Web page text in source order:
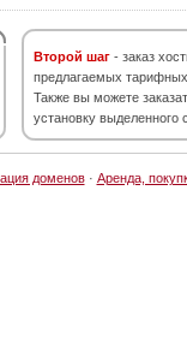
Второй шаг - заказ
предлагаемых тарифных
Также вы можете
установку выделенного
доменов· Аренда,